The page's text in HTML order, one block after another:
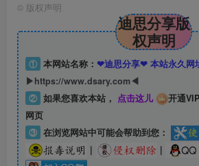
© 版权声明
迪思分享版
权声明
① 本网站名称： ❤迪思分享❤ 本站永久网
▶https://www.dsary.com◀
② 如果您喜欢本站， 点击这儿
开通
网页
③ 在浏览网站中可能会帮助到您：
|
|